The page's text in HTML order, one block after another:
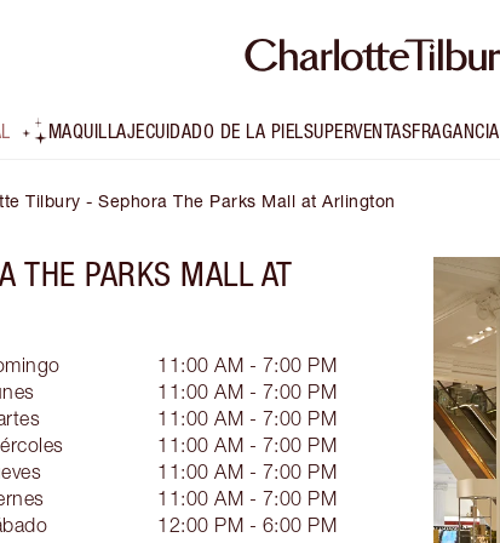
MAQUILLAJECUIDADO DE LA PIELSUPERVENTASFRAGANCIA
Tilbury - Sephora The Parks Mall at Arlington
THE PARKS MALL AT
11:00 AM - 7:00 PM
11:00 AM - 7:00 PM
11:00 AM - 7:00 PM
11:00 AM - 7:00 PM
11:00 AM - 7:00 PM
11:00 AM - 7:00 PM
12:00 PM - 6:00 PM